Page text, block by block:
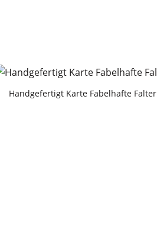
Handgefertigt Karte Fabelhafte Falter